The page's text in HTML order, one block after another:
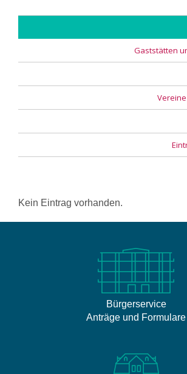
Gaststätten
Kein Eintrag vorhanden.
Bürgerservice
Anträge und Formulare